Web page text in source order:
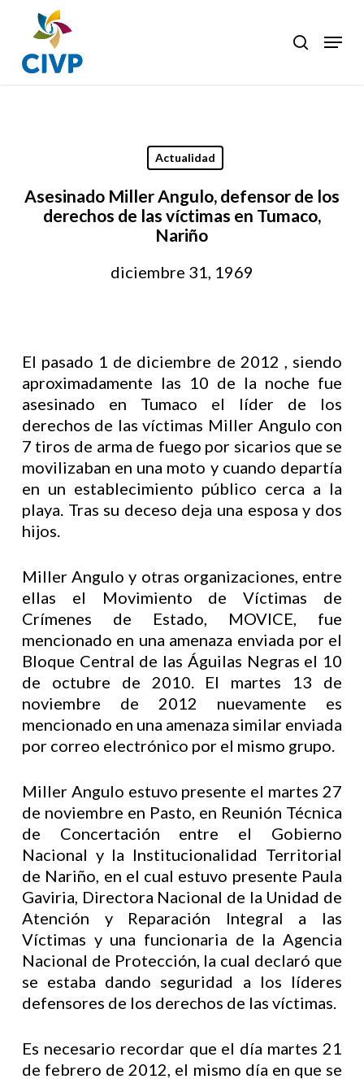
main
content
search
Menu
Actualidad
Asesinado Miller Angulo, defensor de los
derechos de las víctimas en Tumaco,
Nariño
diciembre 31, 1969
El pasado 1 de diciembre de 2012 , siendo
aproximadamente las 10 de la noche fue
asesinado en Tumaco el líder de los
derechos de las víctimas Miller Angulo con
7 tiros de arma de fuego por sicarios que se
movilizaban en una moto y cuando departía
en un establecimiento público cerca a la
playa. Tras su deceso deja una esposa y dos
hijos.
Miller Angulo y otras organizaciones, entre
ellas el Movimiento de Víctimas de
Crímenes de Estado, MOVICE, fue
mencionado en una amenaza enviada por el
Bloque Central de las Águilas Negras el 10
de octubre de 2010. El martes 13 de
noviembre de 2012 nuevamente es
mencionado en una amenaza similar enviada
por correo electrónico por el mismo grupo.
Miller Angulo estuvo presente el martes 27
de noviembre en Pasto, en Reunión Técnica
de Concertación entre el Gobierno
Nacional y la Institucionalidad Territorial
de Nariño, en el cual estuvo presente Paula
Gaviria, Directora Nacional de la Unidad de
Atención y Reparación Integral a las
Víctimas y una funcionaria de la Agencia
Nacional de Protección, la cual declaró que
se estaba dando seguridad a los líderes
defensores de los derechos de las víctimas.
Es necesario recordar que el día martes 21
de febrero de 2012, el mismo día en que se
Close